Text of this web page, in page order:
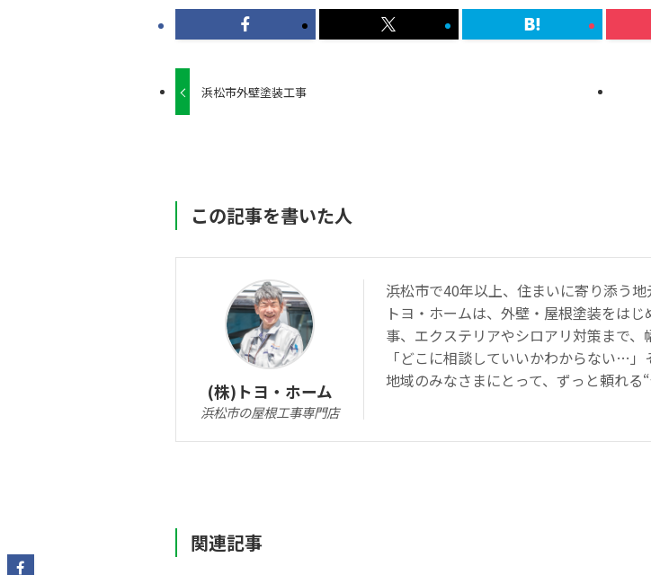
浜松市外壁塗装工事
この記事を書いた人
(株)トヨ・ホーム
浜松市の屋根工事専門店
浜松市で40年以上、住まいに寄り添う地
トヨ・ホームは、外壁・屋根塗装をは
事、エクステリアやシロアリ対策まで、
「どこに相談していいかわからない…
地域のみなさまにとって、ずっと頼れる
関連記事